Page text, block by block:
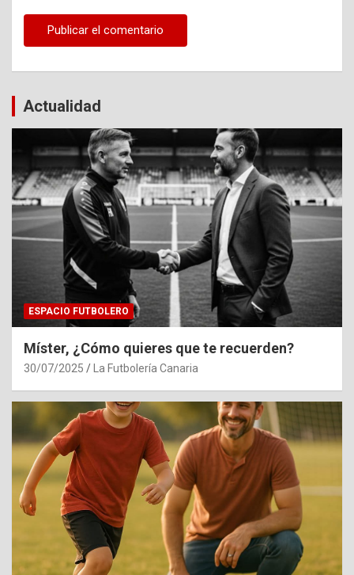
Actualidad
ESPACIO FUTBOLERO
Míster, ¿Cómo quieres que te recuerden?
30/07/2025 La Futbolería Canaria